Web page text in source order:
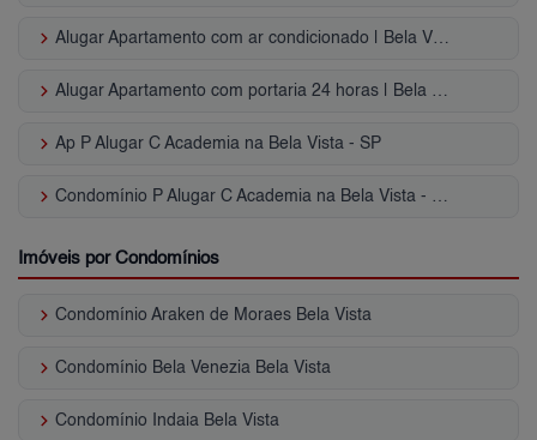
keyboard_arrow_right Alugar Apartamento com ar condicionado | Bela Vista
keyboard_arrow_right Alugar Apartamento com portaria 24 horas | Bela Vista
keyboard_arrow_right Ap P Alugar C Academia na Bela Vista - SP
keyboard_arrow_right Condomínio P Alugar C Academia na Bela Vista - SP
Imóveis por Condomínios
keyboard_arrow_right Condomínio Araken de Moraes Bela Vista
keyboard_arrow_right Condomínio Bela Venezia Bela Vista
keyboard_arrow_right Condomínio Indaia Bela Vista